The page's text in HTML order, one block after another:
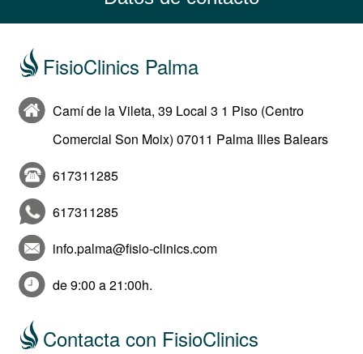
FisioClinics Palma
Camí de la Vileta, 39 Local 3 1 Piso (Centro
Comercial Son Moix) 07011 Palma Illes Balears
617311285
617311285
info.palma@fisio-clinics.com
de 9:00 a 21:00h.
Contacta con FisioClinics